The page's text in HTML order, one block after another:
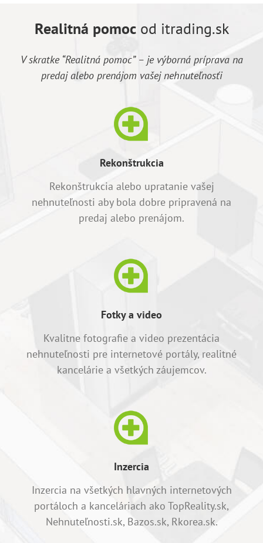
Realitná pomocod itrading.sk
V skratke “Realitná pomoc” – je výborná príprava na
predaj alebo prenájom vašej nehnuteľnosťi
Rekonštrukcia
Rekonštrukcia alebo upratanie vašej
nehnuteľnosti aby bola dobre pripravená na
predaj alebo prenájom.
Fotky a video
Kvalitne fotografie a video prezentácia
nehnuteľnosti pre internetové portály, realitné
kancelárie a všetkých záujemcov.
Inzercia
Inzercia na všetkých hlavných internetových
portáloch a kanceláriach ako TopReality.sk,
Nehnuteľnosti.sk, Bazos.sk, Rkorea.sk.